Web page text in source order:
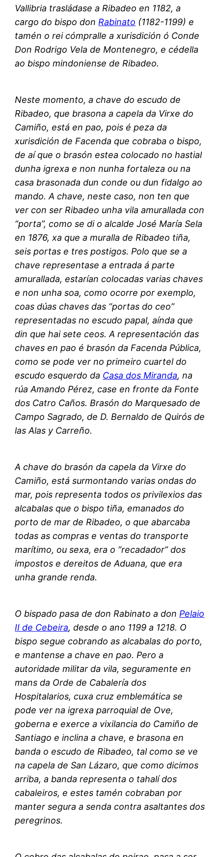
Vallibria trasládase a Ribadeo en 1182, a
cargo do bispo don Rabinato (1182-1199) e
tamén o rei cómpralle a xurisdición ó Conde
Don Rodrigo Vela de Montenegro, e cédella
ao bispo mindoniense de Ribadeo.
Neste momento, a chave do escudo de
Ribadeo, que brasona a capela da Virxe do
Camiño, está en pao, pois é peza da
xurisdición de Facenda que cobraba o bispo,
de aí que o brasón estea colocado no hastial
dunha igrexa e non nunha fortaleza ou na
casa brasonada dun conde ou dun fidalgo ao
mando. A chave, neste caso, non ten que
ver con ser Ribadeo unha vila amurallada con
“porta”, como se di o alcalde José María Sela
en 1876, xa que a muralla de Ribadeo tiña,
seis portas e tres postigos. Polo que se a
chave representase a entrada á parte
amurallada, estarían colocadas varias chaves
e non unha soa, como ocorre por exemplo,
coas dúas chaves das “portas do ceo”
representadas no escudo papal, aínda que
din que hai sete ceos. A representación das
chaves en pao é brasón da Facenda Pública,
como se pode ver no primeiro cuartel do
escudo esquerdo da Casa dos Miranda, na
rúa Amando Pérez, case en fronte da Fonte
dos Catro Caños. Brasón do Marquesado de
Campo Sagrado, de D. Bernaldo de Quirós de
las Alas y Carreño.
A chave do brasón da capela da Virxe do
Camiño, está surmontando varias ondas do
mar, pois representa todos os privilexios das
alcabalas que o bispo tiña, emanados do
porto de mar de Ribadeo, o que abarcaba
todas as compras e ventas do transporte
marítimo, ou sexa, era o “recadador” dos
impostos e dereitos de Aduana, que era
unha grande renda.
O bispado pasa de don Rabinato a don Pelaio
II de Cebeira, desde o ano 1199 a 1218. O
bispo segue cobrando as alcabalas do porto,
e mantense a chave en pao. Pero a
autoridade militar da vila, seguramente en
mans da Orde de Cabalería dos
Hospitalarios, cuxa cruz emblemática se
pode ver na igrexa parroquial de Ove,
goberna e exerce a vixilancia do Camiño de
Santiago e inclina a chave, e brasona en
banda o escudo de Ribadeo, tal como se ve
na capela de San Lázaro, que como dicimos
arriba, a banda representa o tahalí dos
cabaleiros, e estes tamén cobraban por
manter segura a senda contra asaltantes dos
peregrinos.